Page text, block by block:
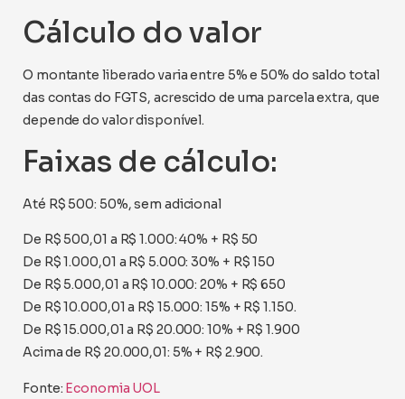
Cálculo do valor
O montante liberado varia entre 5% e 50% do saldo total
das contas do FGTS, acrescido de uma parcela extra, que
depende do valor disponível.
Faixas de cálculo:
Até R$ 500: 50%, sem adicional
De R$ 500,01 a R$ 1.000: 40% + R$ 50
De R$ 1.000,01 a R$ 5.000: 30% + R$ 150
De R$ 5.000,01 a R$ 10.000: 20% + R$ 650
De R$ 10.000,01 a R$ 15.000: 15% + R$ 1.150.
De R$ 15.000,01 a R$ 20.000: 10% + R$ 1.900
Acima de R$ 20.000,01: 5% + R$ 2.900.
Fonte: Economia UOL